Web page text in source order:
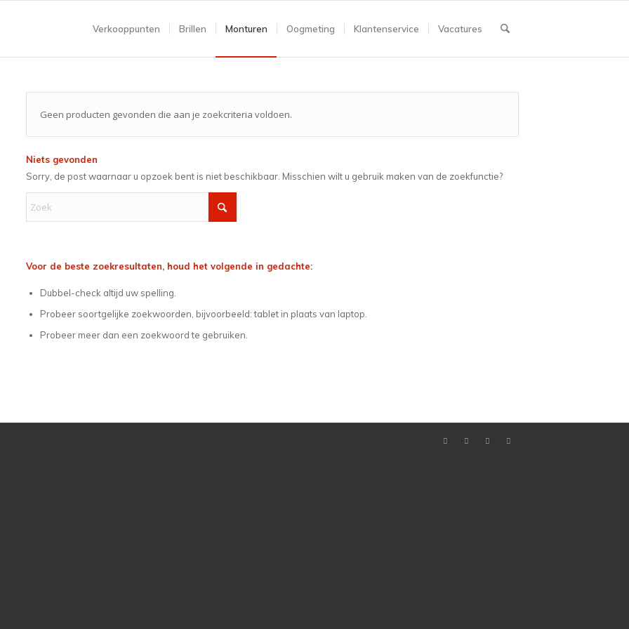
Verkooppunten Brillen Monturen Oogmeting Klantenservice Vacatures
Geen producten gevonden die aan je zoekcriteria voldoen.
Niets gevonden
Sorry, de post waarnaar u opzoek bent is niet beschikbaar. Misschien wilt u gebruik maken van de zoekfunctie?
Voor de beste zoekresultaten, houd het volgende in gedachte:
Dubbel-check altijd uw spelling.
Probeer soortgelijke zoekwoorden, bijvoorbeeld: tablet in plaats van laptop.
Probeer meer dan een zoekwoord te gebruiken.